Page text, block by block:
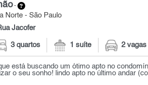
-
Norte - São Paulo
Jacofer
3 quartos 1 suíte 2 vagas
está buscando um ótimo apto no
o seu sonho! lindo apto no último andar